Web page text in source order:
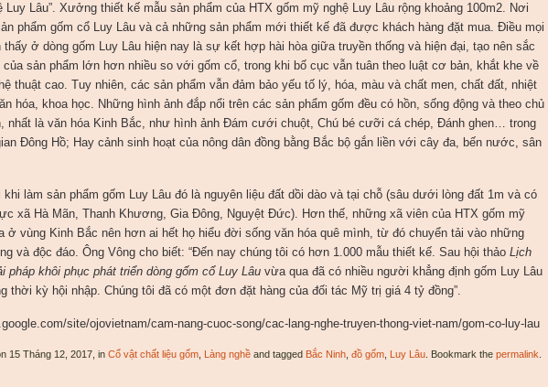
Luy Lâu”. Xưởng thiết kế mẫu sản phẩm của HTX gốm mỹ nghệ Luy Lâu rộng khoảng 100m2. Nơi
phẩm gốm cổ Luy Lâu và cả những sản phẩm mới thiết kế đã được khách hàng đặt mua. Điều mọi
ở dòng gốm Luy Lâu hiện nay là sự kết hợp hài hòa giữa truyền thống và hiện đại, tạo nên sắc
của sản phẩm lớn hơn nhiều so với gốm cổ, trong khi bố cục vẫn tuân theo luật cơ bản, khắt khe về
thuật cao. Tuy nhiên, các sản phẩm vẫn đảm bảo yếu tố lý, hóa, màu và chất men, chất đất, nhiệt
hóa, khoa học. Những hình ảnh đắp nổi trên các sản phẩm gốm đều có hồn, sống động và theo chủ
nhất là văn hóa Kinh Bắc, như hình ảnh Đám cưới chuột, Chú bé cưỡi cá chép, Đánh ghen… trong
Đông Hồ; Hay cảnh sinh hoạt của nông dân đồng bằng Bắc bộ gắn liền với cây đa, bến nước, sân
làm sản phẩm gốm Luy Lâu đó là nguyên liệu đất dồi dào và tại chỗ (sâu dưới lòng đất 1m và có
xã Hà Mãn, Thanh Khương, Gia Đông, Nguyệt Đức). Hơn thế, những xã viên của HTX gốm mỹ
ở vùng Kinh Bắc nên hơn ai hết họ hiểu đời sống văn hóa quê mình, từ đó chuyển tải vào những
và độc đáo. Ông Vông cho biết: “Đến nay chúng tôi có hơn 1.000 mẫu thiết kế. Sau hội thảo Lịch
pháp khôi phục phát triển dòng gốm cổ Luy Lâuvừa qua đã có nhiều người khẳng định gốm Luy Lâu
thời kỳ hội nhập. Chúng tôi đã có một đơn đặt hàng của đối tác Mỹ trị giá 4 tỷ đồng”.
site/ojovietnam/cam-nang-cuoc-song/cac-lang-nghe-truyen-thong-viet-nam/gom-co-luy-lau
15 Tháng 12, 2017, in Cổ vật chất liệu gốm, Làng nghềand tagged Bắc Ninh, đồ gốm, Luy Lâu. Bookmark the permalink